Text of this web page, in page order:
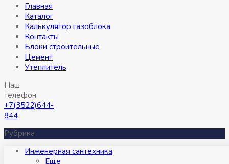
Главная
Каталог
Калькулятор газоблока
Контакты
Блоки строительные
Цемент
Утеплитель
Наш
телефон
+7(3522)644-
844
Рубрика
Инженерная сантехника
Eще